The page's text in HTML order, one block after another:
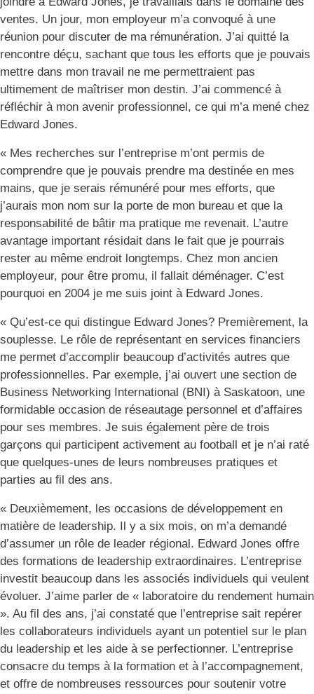
ventes. Un jour, mon employeur m’a convoqué à une
réunion pour discuter de ma rémunération. J’ai quitté la
rencontre déçu, sachant que tous les efforts que je pouvais
mettre dans mon travail ne me permettraient pas
ultimement de maîtriser mon destin. J’ai commencé à
réfléchir à mon avenir professionnel, ce qui m’a mené chez
Edward Jones.
« Mes recherches sur l’entreprise m’ont permis de
comprendre que je pouvais prendre ma destinée en mes
mains, que je serais rémunéré pour mes efforts, que
j’aurais mon nom sur la porte de mon bureau et que la
responsabilité de bâtir ma pratique me revenait. L’autre
avantage important résidait dans le fait que je pourrais
rester au même endroit longtemps. Chez mon ancien
employeur, pour être promu, il fallait déménager. C’est
pourquoi en 2004 je me suis joint à Edward Jones.
« Qu’est-ce qui distingue Edward Jones? Premièrement, la
souplesse. Le rôle de représentant en services financiers
me permet d’accomplir beaucoup d’activités autres que
professionnelles. Par exemple, j’ai ouvert une section de
Business Networking International (BNI) à Saskatoon, une
formidable occasion de réseautage personnel et d’affaires
pour ses membres. Je suis également père de trois
garçons qui participent activement au football et je n’ai raté
que quelques-unes de leurs nombreuses pratiques et
parties au fil des ans.
« Deuxièmement, les occasions de développement en
matière de leadership. Il y a six mois, on m’a demandé
d’assumer un rôle de leader régional. Edward Jones offre
des formations de leadership extraordinaires. L’entreprise
investit beaucoup dans les associés individuels qui veulent
évoluer. J’aime parler de « laboratoire du rendement humain
». Au fil des ans, j’ai constaté que l’entreprise sait repérer
les collaborateurs individuels ayant un potentiel sur le plan
du leadership et les aide à se perfectionner. L’entreprise
consacre du temps à la formation et à l’accompagnement,
et offre de nombreuses ressources pour soutenir votre